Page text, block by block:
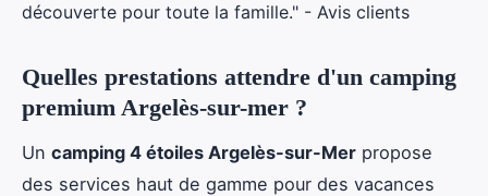
découverte pour toute la famille." - Avis clients
Quelles prestations attendre d'un camping
premium Argelès-sur-mer ?
Un camping 4 étoiles Argelès-sur-Mer propose
des services haut de gamme pour des vacances